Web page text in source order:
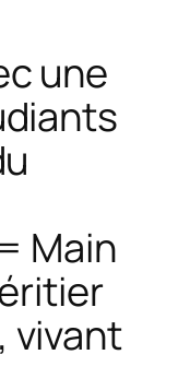
une
Main
vivant